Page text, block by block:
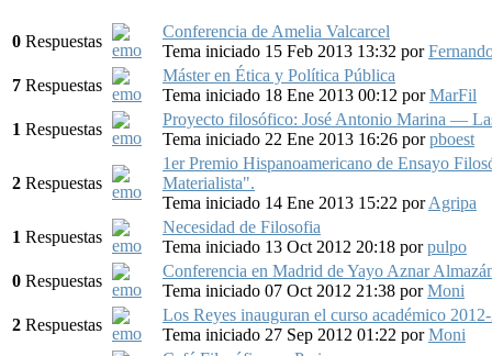
0 Respuestas
Conferencia de Amelia Valcarcel
Tema iniciado 15 Feb 2013 13:32 por
7 Respuestas
Máster en Ética y Política Pública
Tema iniciado 18 Ene 2013 00:12 porMarFil
1 Respuestas
Proyecto filosófico: José Antonio Marina —
Tema iniciado 22 Ene 2013 16:26 porpboest
2 Respuestas
1er Premio Hispanoamericano de Ensayo
Materialista".
Tema iniciado 14 Ene 2013 15:22 porAgripa
1 Respuestas
Necesidad de Filosofia
Tema iniciado 13 Oct 2012 20:18 porpulpo
0 Respuestas
Conferencia en Madrid de Yayo Aznar
Tema iniciado 07 Oct 2012 21:38 porMoni
2 Respuestas
Los Reyes inauguran el curso académico
Tema iniciado 27 Sep 2012 01:22 porMoni